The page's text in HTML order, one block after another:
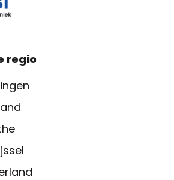
zorg je ervoor dat hoogwaardige
regio